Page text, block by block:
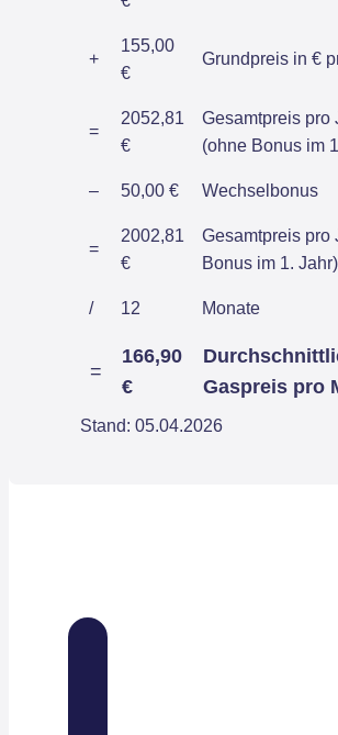
+
155,00
€
Grundpreis in €
=
2052,81
€
Gesamtpreis pro
(ohne Bonus im
– 50,00 € Wechselbonus
=
2002,81
€
Gesamtpreis pro
Bonus im 1. Jahr)
/ 12 Monate
=
166,90
€
Gaspreis pro
Stand: 05.04.2026